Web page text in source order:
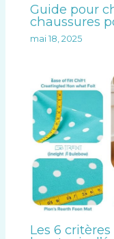
Guide pour
chaussures
mai 18, 2025
Les 6